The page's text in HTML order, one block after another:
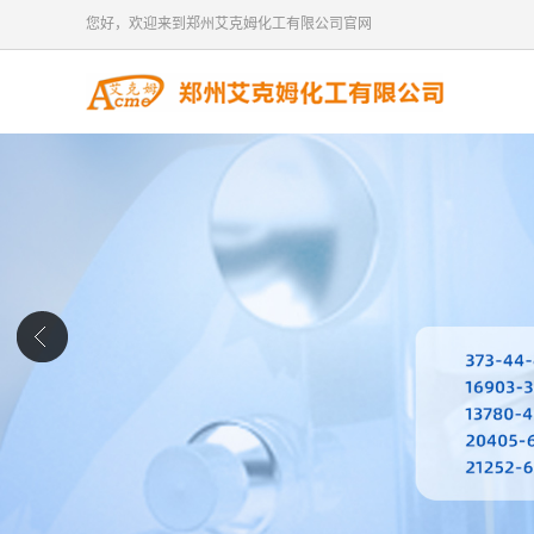
您好，欢迎来到郑州艾克姆化工有限公司官网